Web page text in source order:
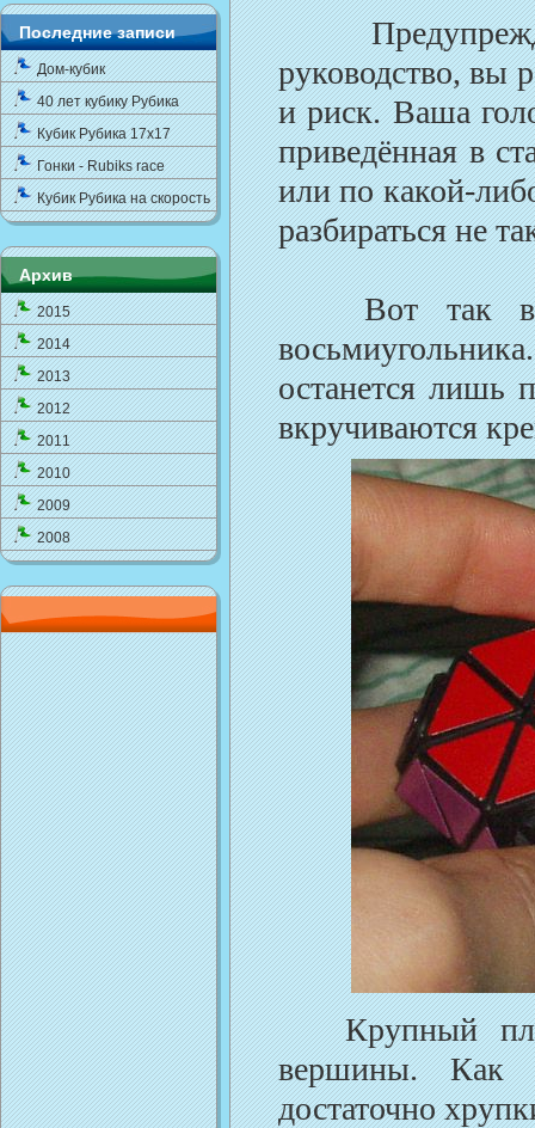
Последние записи
Дом-кубик
40 лет кубику Рубика
Кубик Рубика 17x17
Гонки - Rubiks race
Кубик Рубика на скорость
Архив
2015
2014
2013
2012
2011
2010
2009
2008
руководство, вы
и риск. Ваша
приведённая в
или по какой-
разбираться не
Вот так
останется лишь
вкручиваются
Крупный план
вершины. Как
достаточно